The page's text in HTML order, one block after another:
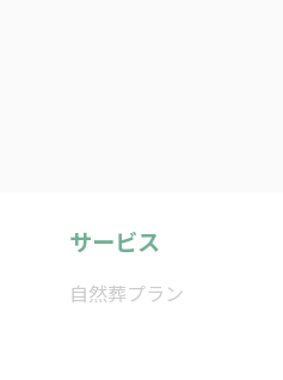
サービス
自然葬プラン